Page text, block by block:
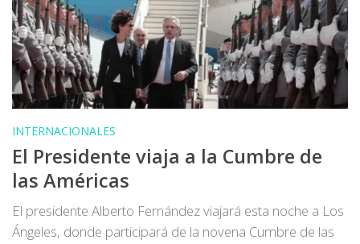
INTERNACIONALES
El Presidente viaja a la Cumbre de
las Américas
El presidente Alberto Fernández viajará esta noche a Los
Ángeles, donde participará de la novena Cumbre de las